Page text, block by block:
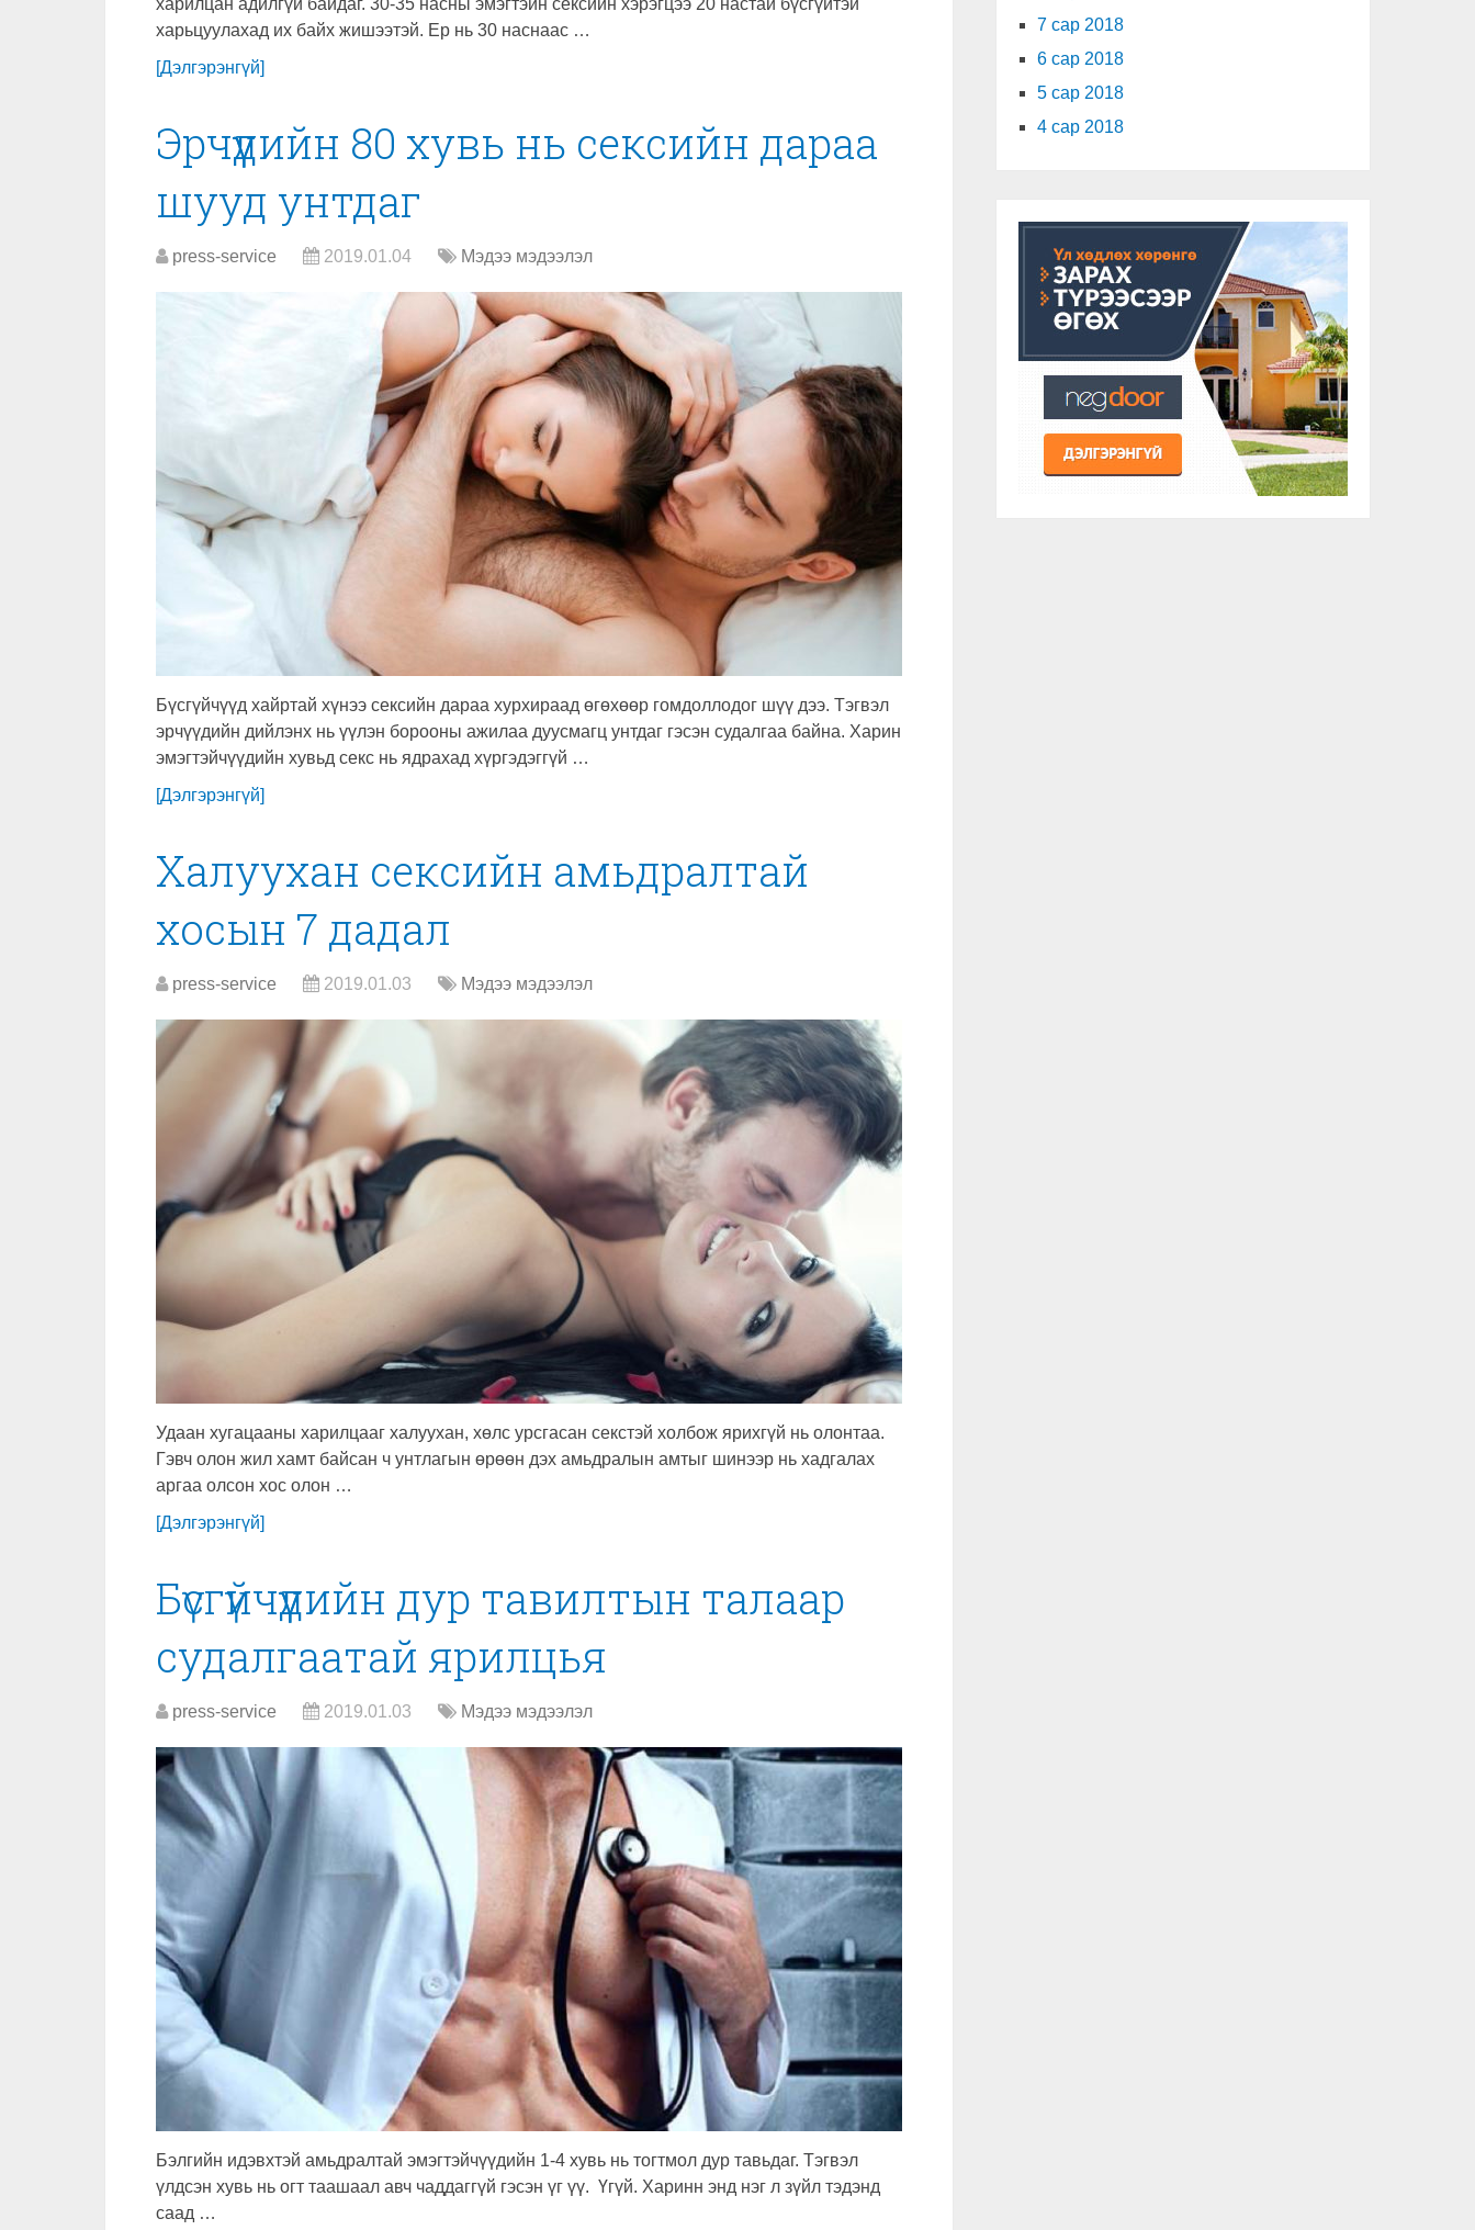
харилцан адилгүй байдаг. 30-35 насны эмэгтэйн сексийн хэрэгцээ 20 настай бүсгүйтэй
харьцуулахад их байх жишээтэй. Ер нь 30 наснаас …
[Дэлгэрэнгүй]
Эрчүүдийн 80 хувь нь сексийн дараа
шууд унтдаг
press-service 2019.01.04 Мэдээ мэдээлэл
Бүсгүйчүүд хайртай хүнээ сексийн дараа хурхираад өгөхөөр гомдоллодог шүү дээ. Тэгвэл
эрчүүдийн дийлэнх нь үүлэн борооны ажилаа дуусмагц унтдаг гэсэн судалгаа байна. Харин
эмэгтэйчүүдийн хувьд секс нь ядрахад хүргэдэггүй …
[Дэлгэрэнгүй]
Халуухан сексийн амьдралтай
хосын 7 дадал
press-service 2019.01.03 Мэдээ мэдээлэл
Удаан хугацааны харилцааг халуухан, хөлс урсгасан секстэй холбож ярихгүй нь олонтаа.
Гэвч олон жил хамт байсан ч унтлагын өрөөн дэх амьдралын амтыг шинээр нь хадгалах
аргаа олсон хос олон …
[Дэлгэрэнгүй]
Бүсгүйчүүдийн дур тавилтын талаар
судалгаатай ярилцья
press-service 2019.01.03 Мэдээ мэдээлэл
Бэлгийн идэвхтэй амьдралтай эмэгтэйчүүдийн 1-4 хувь нь тогтмол дур тавьдаг. Тэгвэл
үлдсэн хувь нь огт таашаал авч чаддаггүй гэсэн үг үү. Үгүй. Харинн энд нэг л зүйл тэдэнд
саад …
7 сар 2018
6 сар 2018
5 сар 2018
4 сар 2018